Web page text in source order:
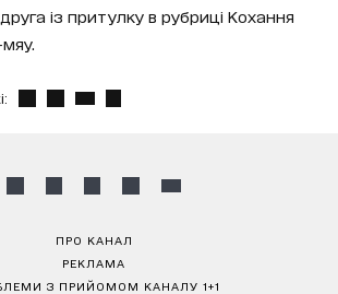
із притулку в рубриці Кохання
ПРО КАНАЛ
РЕКЛАМА
З ПРИЙОМОМ КАНАЛУ 1+1